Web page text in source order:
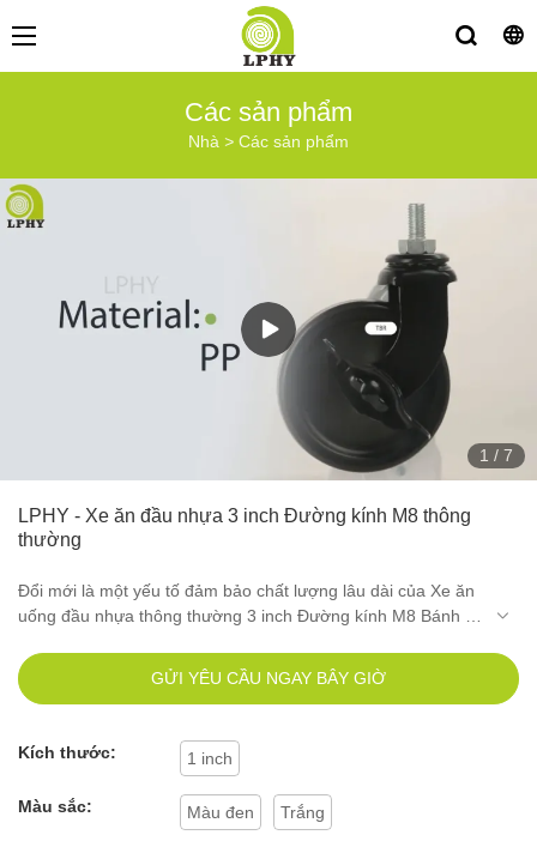
Các sản phẩm
Nhà > Các sản phẩm
1 / 7
LPHY - Xe ăn đầu nhựa 3 inch Đường kính M8 thông
thường
Đổi mới là một yếu tố đảm bảo chất lượng lâu dài của Xe ăn
uống đầu nhựa thông thường 3 inch Đường kính M8 Bánh xe
đáp ứng các yêu cầu của thị trường. nhu cầu cụ thể của
khách hàng của chúng tôi.
GỬI YÊU CẦU NGAY BÂY GIỜ
Kích thước: 1 inch
Màu sắc: Màu đen Trắng